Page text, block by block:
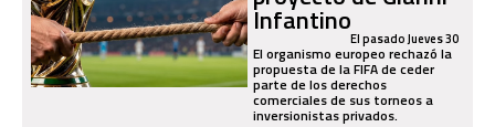
InfantinoEl pasado Jueves 30
El organismo europeo rechazó la
propuesta de la FIFA de ceder
parte de los derechos
comerciales de sus torneos a
inversionistas privados.